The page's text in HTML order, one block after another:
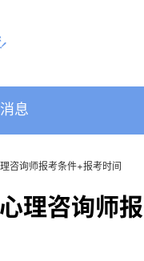
消息
咨询师报考条件+报考时间
理咨询师